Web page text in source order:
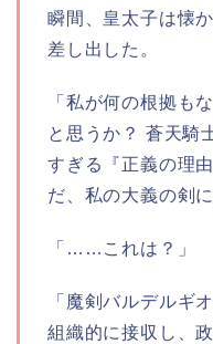
瞬間、皇太子は懐
差し出した。
「私が何の根拠も
と思うか？ 蒼天騎
すぎる『正義の理
だ、私の大義の剣
「……これは？」
「魔剣バルデルギ
組織的に接収し、